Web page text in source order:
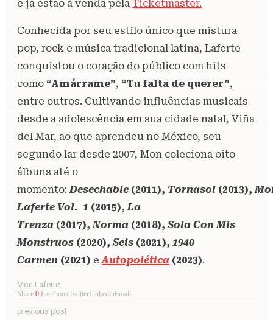
e já estão à venda pela Ticketmaster.
Conhecida por seu estilo único que mistura
pop, rock e música tradicional latina, Laferte
conquistou o coração do público com hits
como “Amárrame”, “Tu falta de querer”,
entre outros. Cultivando influências musicais
desde a adolescência em sua cidade natal, Viña
del Mar, ao que aprendeu no México, seu
segundo lar desde 2007, Mon coleciona oito
álbuns até o
momento:Desechable (2011), Tornasol (2013),
Laferte Vol. 1 (2015),La
Trenza (2017),Norma (2018),Sola Con Mis
Monstruos (2020),Seis (2021), 1940
Carmen (2021) e Autopoiética (2023).
Mon Laferte
Share 0 FacebookTwitter Linkedin Email
previous post